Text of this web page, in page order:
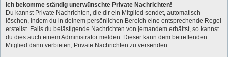
Ich bekomme ständig unerwünschte Private Nachrichten!
Du kannst Private Nachrichten, die dir ein Mitglied sendet, automatisch
löschen, indem du in deinem persönlichen Bereich eine entsprechende Regel
erstellst. Falls du belästigende Nachrichten von jemandem erhältst, so kannst
du dies auch einem Administrator melden. Dieser kann dem betreffenden
Mitglied dann verbieten, Private Nachrichten zu versenden.